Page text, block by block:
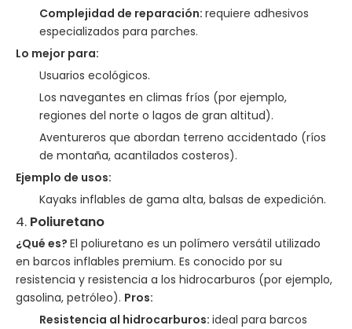
Complejidad de reparación: requiere adhesivos
especializados para parches.
Lo mejor para:
Usuarios ecológicos.
Los navegantes en climas fríos (por ejemplo,
regiones del norte o lagos de gran altitud).
Aventureros que abordan terreno accidentado (ríos
de montaña, acantilados costeros).
Ejemplo de usos:
Kayaks inflables de gama alta, balsas de expedición.
4. Poliuretano
¿Qué es? El poliuretano es un polímero versátil utilizado
en barcos inflables premium. Es conocido por su
resistencia y resistencia a los hidrocarburos (por ejemplo,
gasolina, petróleo). Pros:
Resistencia al hidrocarburos: ideal para barcos